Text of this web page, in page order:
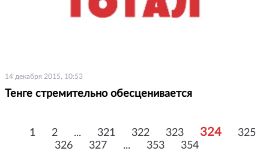
14 декабря 2015, 10:53
Тенге стремительно обесценивается
1 2 ... 321 322 323 324
325
326
327 ... 353 354